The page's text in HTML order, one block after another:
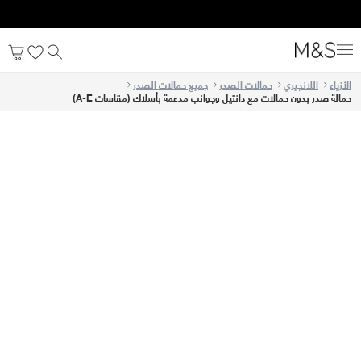
الأزياء اللانجيري حمالات الصدر جميع حمالات الصدر
حمالة صدر بدون حمالات مع دانتيل وجوانب مدعمة بأسلاك (مقاسات A-E)